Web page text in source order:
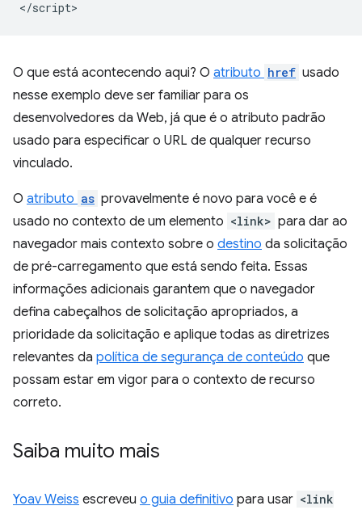
O que está acontecendo aqui? O atributo href usado
nesse exemplo deve ser familiar para os
desenvolvedores da Web, já que é o atributo padrão
usado para especificar o URL de qualquer recurso
vinculado.
O atributo as provavelmente é novo para você e é
usado no contexto de um elemento <link> para dar ao
navegador mais contexto sobre o destino da solicitação
de pré-carregamento que está sendo feita. Essas
informações adicionais garantem que o navegador
defina cabeçalhos de solicitação apropriados, a
prioridade da solicitação e aplique todas as diretrizes
relevantes da política de segurança de conteúdo que
possam estar em vigor para o contexto de recurso
correto.
Saiba muito mais
Yoav Weiss escreveu o guia definitivo para usar <link